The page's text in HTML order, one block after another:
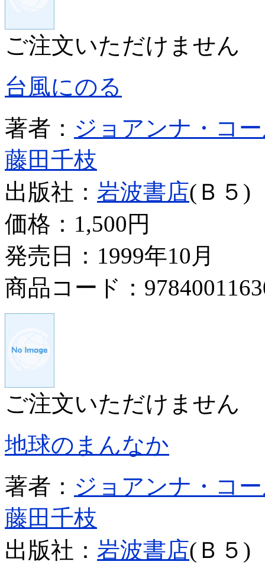
ご注文いただけません
台風にのる
著者： ジョアンナ・コ
藤田千枝
出版社： 岩波書店(Ｂ５)
価格： 1,500円
発売日：1999年10月
商品コード：
ご注文いただけません
地球のまんなか
著者： ジョアンナ・コ
藤田千枝
出版社： 岩波書店(Ｂ５)